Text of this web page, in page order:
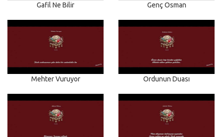
Gafil Ne Bilir Genç Osman
Mehter Vuruyor Ordunun Duası